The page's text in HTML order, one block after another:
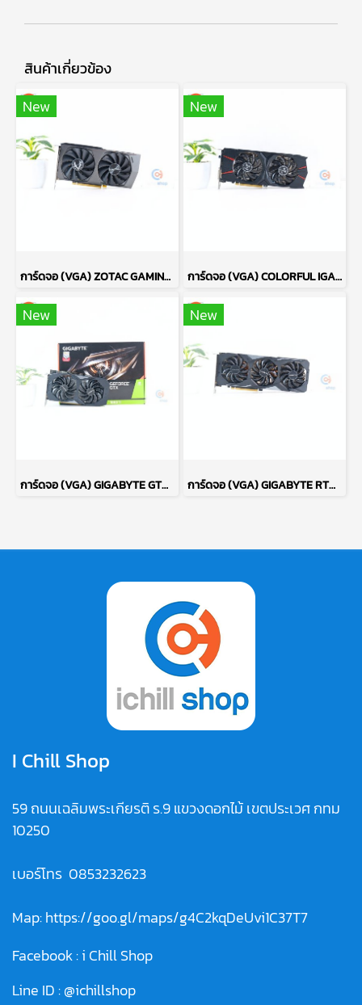
สินค้าเกี่ยวข้อง
New
การ์ดจอ (VGA) ZOTAC GAMING RTX3060 12GB TWIN EDGE OC P15589
New
การ์ดจอ (VGA) COLORFUL IGAME GTX1060 6GB 2F VULCAN U P17696
New
การ์ดจอ (VGA) GIGABYTE GTX1660TI 6GB 2F OC P15413
New
การ์ดจอ (VGA) GIGABYTE RTX2060SUPER 8GB GAMING 3X OC P15081
I Chill Shop
59 ถนนเฉลิมพระเกียรติ ร.9 แขวงดอกไม้ เขตประเวศ กทม
10250
เบอร์โทร 0853232623
Map:https://goo.gl/maps/g4C2kqDeUvi1C37T7
Facebook :i Chill Shop
Line ID :@ichillshop